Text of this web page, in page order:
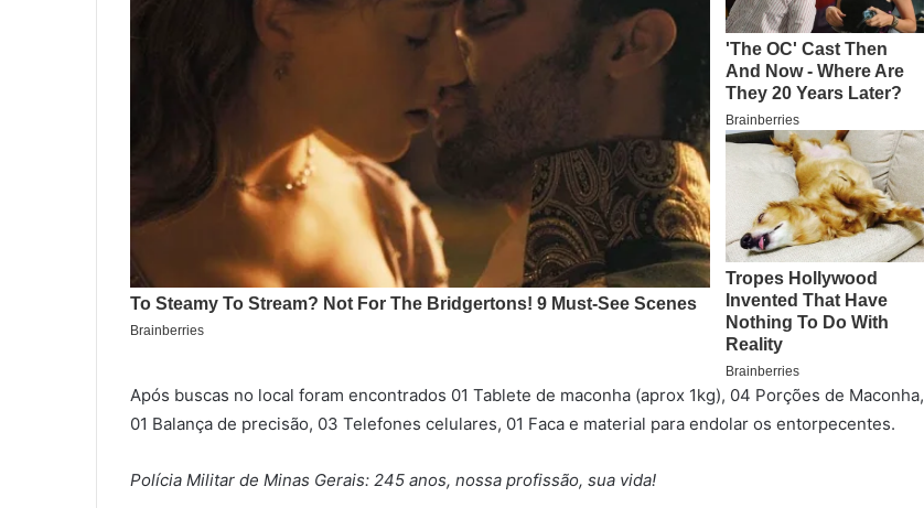
Após buscas no local foram encontrados 01 Tablete de maconha (aprox 1kg), 04 Porções de Maconha,
01 Balança de precisão, 03 Telefones celulares, 01 Faca e material para endolar os entorpecentes.
Polícia Militar de Minas Gerais: 245 anos, nossa profissão, sua vida!